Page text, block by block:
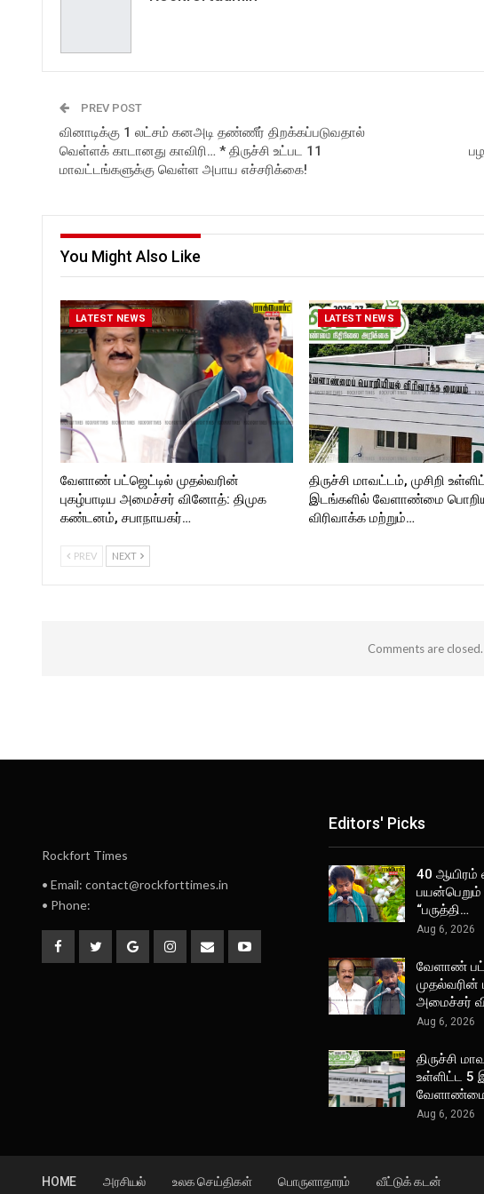
PREV POST
வினாடிக்கு 1 லட்சம் கனஅடி தண்ணீர் திறக்கப்படுவதால்
வெள்ளக் காடானது காவிரி… * திருச்சி உட்பட 11
மாவட்டங்களுக்கு வெள்ள அபாய எச்சரிக்கை!
You Might Also Like
LATEST NEWS
வேளாண் பட்ஜெட்டில் முதல்வரின்
புகழ்பாடிய அமைச்சர் வினோத்: திமுக
கண்டனம், சபாநாயகர்…
LATEST NEWS
திருச்சி மாவட்டம், முசிறி
இடங்களில் வேளாண்மை
விரிவாக்க மற்றும்…
PREV NEXT
Comments are closed.
Rockfort Times
• Email: contact@rockforttimes.in
• Phone:
Editors' Picks
40 ஆயிரம்
“பருத்தி…
Aug 6, 2026
வேளாண்
முதல்வரின்
அமைச்சர்
Aug 6, 2026
திருச்சி
உள்ளிட்ட 5
Aug 6, 2026
HOME அரசியல் உலக செய்திகள் பொருளாதாரம் வீட்டுக் கடன்